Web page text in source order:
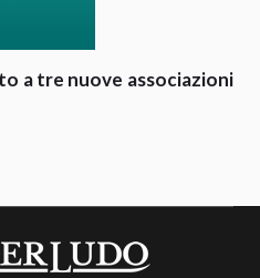
a tre nuove associazioni